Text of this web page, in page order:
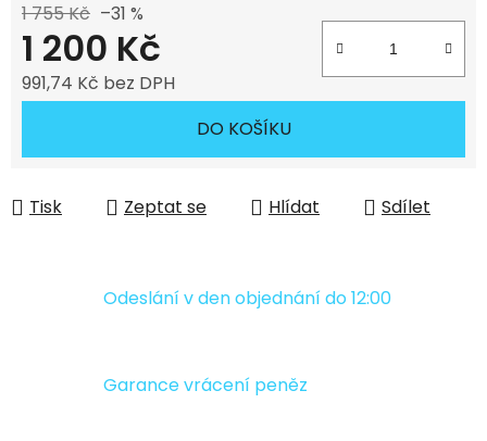
1 755 Kč –31 %
1 200 Kč
991,74 Kč bez DPH
DO KOŠÍKU
Tisk Zeptat se Hlídat Sdílet
Odeslání v den objednání do 12:00
Garance vrácení peněz